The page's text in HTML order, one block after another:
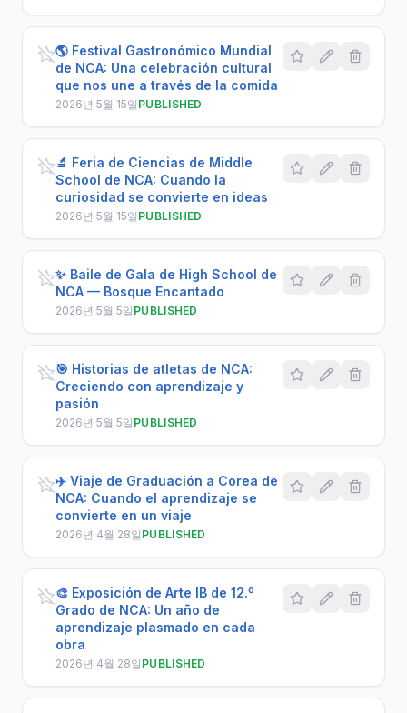
🌎 Festival Gastronómico Mundial
de NCA: Una celebración cultural
que nos une a través de la comida
2026년 5월 15일 PUBLISHED
🔬 Feria de Ciencias de Middle
School de NCA: Cuando la
curiosidad se convierte en ideas
2026년 5월 15일 PUBLISHED
✨ Baile de Gala de High School de
NCA — Bosque Encantado
2026년 5월 5일 PUBLISHED
🎯 Historias de atletas de NCA:
Creciendo con aprendizaje y
pasión
2026년 5월 5일 PUBLISHED
✈️ Viaje de Graduación a Corea de
NCA: Cuando el aprendizaje se
convierte en un viaje
2026년 4월 28일 PUBLISHED
🎨 Exposición de Arte IB de 12.º
Grado de NCA: Un año de
aprendizaje plasmado en cada
obra
2026년 4월 28일 PUBLISHED